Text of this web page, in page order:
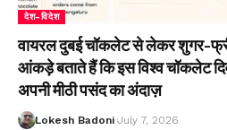
देश-विदेश
वायरल दुबई चॉकलेट से लेकर शुगर-फ्री
आंकड़े बताते हैं कि इस विश्व चॉकलेट
अपनी मीठी पसंद का अंदाज़
Lokesh Badoni July 7, 2026